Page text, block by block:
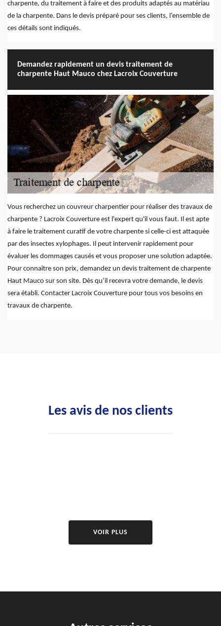
charpente, du traitement à faire et des produits adaptés au matériau
de la charpente. Dans le devis préparé pour ses clients, l’ensemble de
ces détails sont indiqués.
Demandez rapidement un devis traitement de
charpente Haut Mauco chez Lacroix Couverture
Vous recherchez un couvreur charpentier pour réaliser des travaux de
charpente ? Lacroix Couverture est l'expert qu'il vous faut. Il est apte
à faire le traitement curatif de votre charpente si celle-ci est attaquée
par des insectes xylophages. Il peut intervenir rapidement pour
évaluer les dommages causés et vous proposer une solution adaptée.
Pour connaître son prix, demandez un devis traitement de charpente
Haut Mauco sur son site. Dès qu’il recevra votre demande, le devis
sera établi. Contacter Lacroix Couverture pour tous vos besoins en
travaux de charpente.
Les avis de nos clients
VOIR PLUS